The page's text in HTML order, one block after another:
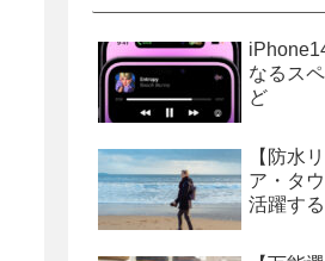
なるス
ど
【防水
ア・タ
活躍す